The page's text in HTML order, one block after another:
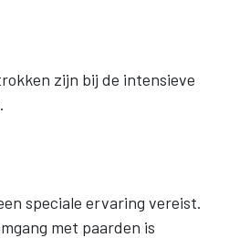
zijn bij de intensieve
speciale ervaring vereist.
met paarden is